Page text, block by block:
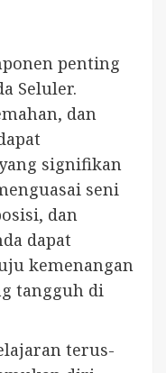
penting
Seluler.
dan
signifikan
seni
dan
dapat
kemenangan
tangguh di
terus-